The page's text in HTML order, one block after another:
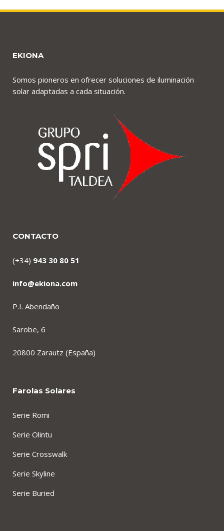
EKIONA
Somos pioneros en ofrecer soluciones de iluminación
solar adaptadas a cada situación.
CONTACTO
(+34) 943 30 80 51
info@ekiona.com
P.I. Abendaño
Sarobe, 6
20800 Zarautz (España)
Farolas Solares
Serie Romi
Serie Olintu
Serie Crosswalk
Serie Skyline
Serie Buried